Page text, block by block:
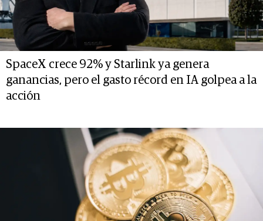
SpaceX crece 92% y Starlink ya genera
ganancias, pero el gasto récord en IA golpea a la
acción